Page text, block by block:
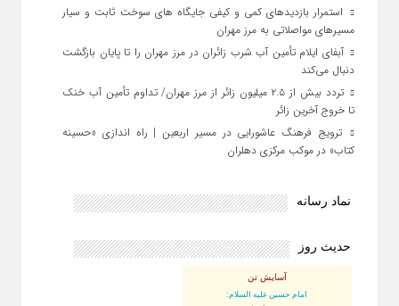
استمرار بازدیدهای کمی و کیفی جایگاه‌ های سوخت ثابت و سیار
مسیرهای مواصلاتی به مرز مهران
آبفای ایلام تأمین آب شرب زائران در مرز مهران را تا پایان بازگشت
دنبال می‌کند
تردد بیش از ۲.۵ میلیون زائر از مرز مهران/ تداوم تأمین آب خنک
تا خروج آخرین زائر
ترویج فرهنگ عاشورایی در مسیر اربعین | راه‌ اندازی «حسینه
کتاب» در موکب مرکزی دهلران
نماد رسانه
حدیث روز
آسایش تن
امام حسین علیه السلام: